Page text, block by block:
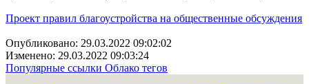
Проект правил благоустройства на общественные обсуждения
Опубликовано: 29.03.2022 09:02:02
Изменено: 29.03.2022 09:03:24
Популярные ссылки Облако тегов